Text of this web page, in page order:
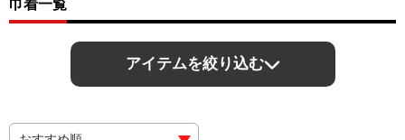
巾着一覧
アイテムを絞り込む